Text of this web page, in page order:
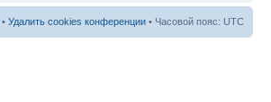
• Удалить cookies конференции • Часовой пояс: UTC